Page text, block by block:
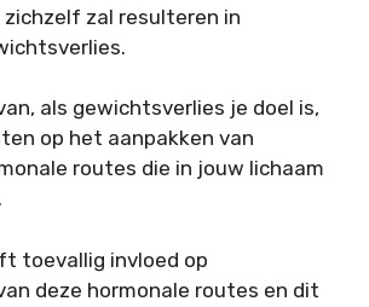
zal resulteren in
als gewichtsverlies je doel is,
op het aanpakken van
routes die in jouw lichaam
toevallig invloed op
deze hormonale routes en dit